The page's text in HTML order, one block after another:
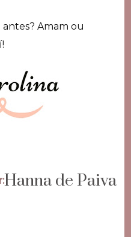
Amam ou
Hanna de Paiva